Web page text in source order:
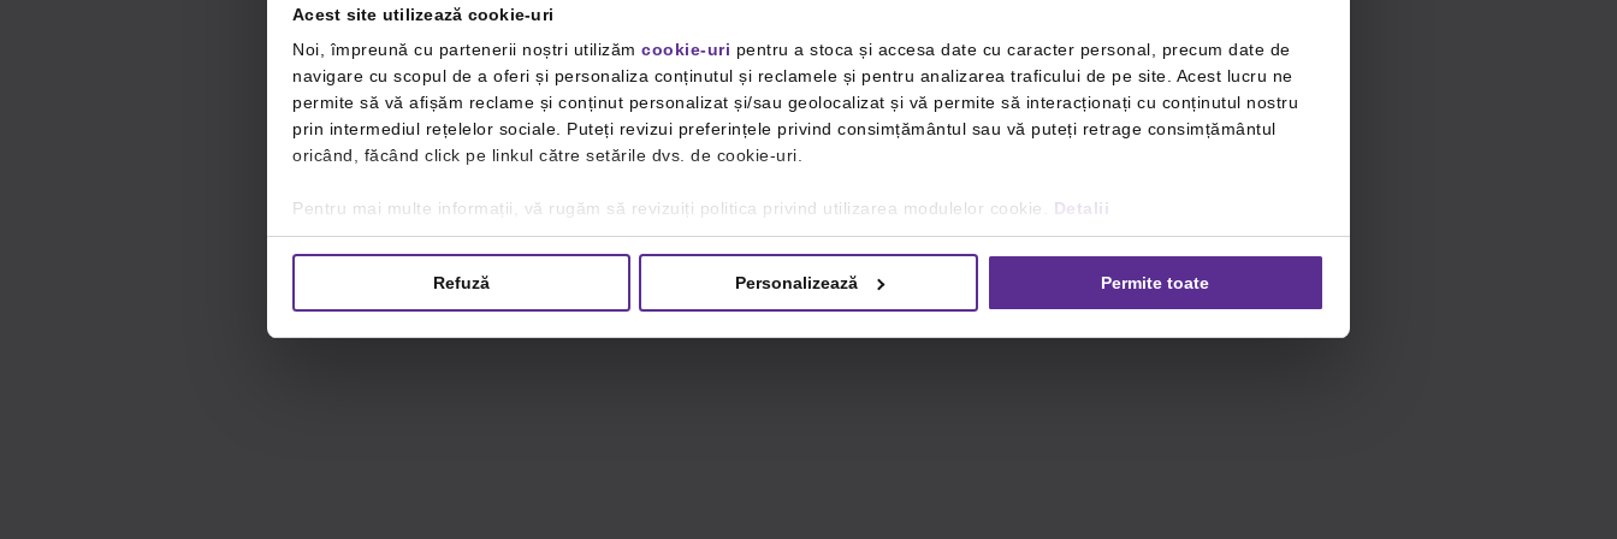
Acest site utilizează cookie-uri
Noi, împreună cu partenerii noștri utilizăm cookie-uri pentru a stoca și accesa date cu caracter personal, precum date de
navigare cu scopul de a oferi și personaliza conținutul și reclamele și pentru analizarea traficului de pe site. Acest lucru ne
permite să vă afișăm reclame și conținut personalizat și/sau geolocalizat și vă permite să interacționați cu conținutul nostru
prin intermediul rețelelor sociale. Puteți revizui preferințele privind consimțământul sau vă puteți retrage consimțământul
oricând, făcând click pe linkul către setările dvs. de cookie-uri.
Pentru mai multe informații, vă rugăm să revizuiți politica privind utilizarea modulelor cookie. Detalii
Refuză Personalizează Permite toate